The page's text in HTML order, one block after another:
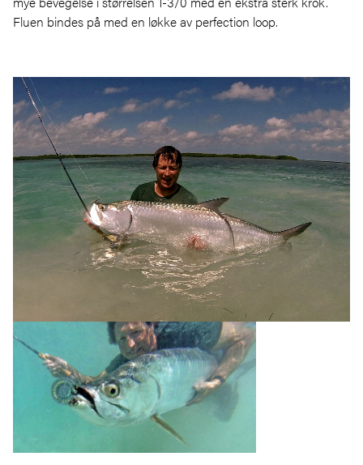
Fluen bindes på med en løkke av perfection loop.